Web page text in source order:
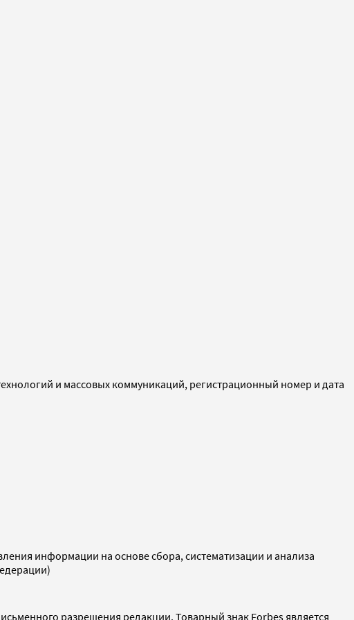
и массовых коммуникаций, регистрационный номер и дата
информации на основе сбора, систематизации и анализа
разрешения редакции. Товарный знак Forbes является